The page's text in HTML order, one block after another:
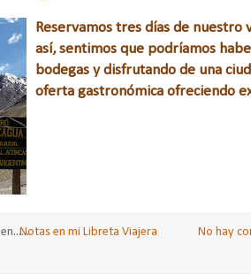
Reservamos tres días de
así, sentimos que podríamos
bodegas y disfrutando de una
oferta gastronómica ofreciendo
en......Notas en mi Libreta Viajera
No hay